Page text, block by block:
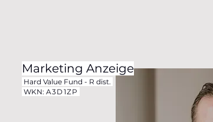
Marketing Anzeige
Hard Value Fund - R dist.
WKN: A3D1ZP